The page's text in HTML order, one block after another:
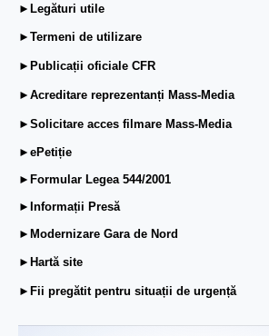
►Legături utile
►Termeni de utilizare
►Publicații oficiale CFR
►Acreditare reprezentanți Mass-Media
►Solicitare acces filmare Mass-Media
►ePetiție
►Formular Legea 544/2001
►Informații Presă
►Modernizare Gara de Nord
►Hartă site
►Fii pregătit pentru situații de urgență